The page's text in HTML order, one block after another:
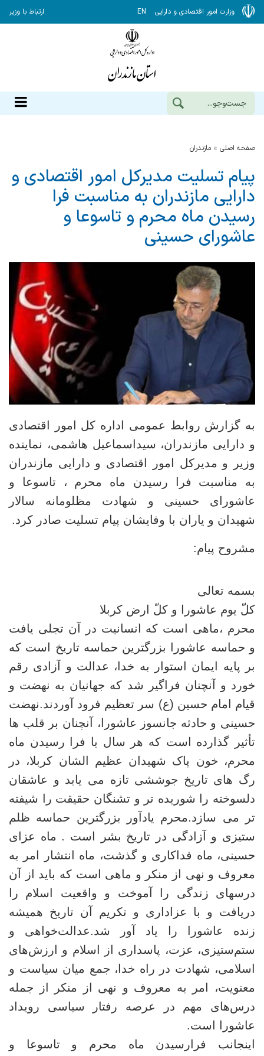
وزارت امور اقتصادی و دارایی EN ارتباط با وزیر
صفحه اصلی مازندران
پیام تسلیت مدیركل امور اقتصادی و
دارایی مازندران به مناسبت فرا
رسیدن ماه محرم و تاسوعا و
عاشورای حسینی
به گزارش روابط عمومی اداره کل امور اقتصادی
و دارایی مازندران، سیداسماعیل هاشمی، نماینده
وزیر و مدیرکل امور اقتصادی و دارایی مازندران
به مناسبت فرا رسیدن ماه محرم ، تاسوعا و
عاشورای حسینی و شهادت مظلومانه سالار
شهیدان و یاران با وفایشان پیام تسلیت صادر کرد.
مشروح پیام:
بسمه تعالی
کلّ یوم عاشورا و کلّ ارض کربلا
محرم ،ماهی است که انسانیت در آن تجلی یافت
و حماسه عاشورا بزرگترین حماسه تاریخ است که
بر پایه ایمان استوار به خدا، عدالت و آزادی رقم
خورد و آنچنان فراگیر شد که جهانیان به نهضت و
قیام امام حسین (ع) سر تعظیم فرود آوردند.نهضت
حسینی و حادثه جانسوز عاشورا، آنچنان بر قلب ها
تأثیر گذارده است که هر سال با فرا رسیدن ماه
محرم، خون پاک شهیدان عظیم الشان کربلا، در
رگ های تاریخ جوششی تازه می یابد و عاشقان
دلسوخته را شوریده تر و تشنگان حقیقت را شیفته
تر می سازد.محرم یادآور بزرگترین حماسه ظلم
ستیزی و آزادگی در تاریخ بشر است . ماه عزای
حسینی، ماه فداکاری و گذشت، ماه انتشار امر به
معروف و نهی از منکر و ماهی است که باید از آن
درسهای زندگی را آموخت و واقعیت اسلام را
دریافت و با عزاداری و تکریم آن تاریخ همیشه
زنده عاشورا را یاد آور شد.عدالت‌خواهی و
ستم‌ستیزی، عزت، پاسداری از اسلام و ارزش‌های
اسلامی، شهادت در راه خدا، جمع میان سیاست و
معنویت، امر به معروف و نهی از منکر از جمله
درس‌های مهم در عرصه رفتار سیاسی رویداد
عاشورا است.
اینجانب فرارسیدن ماه محرم و تاسوعا و